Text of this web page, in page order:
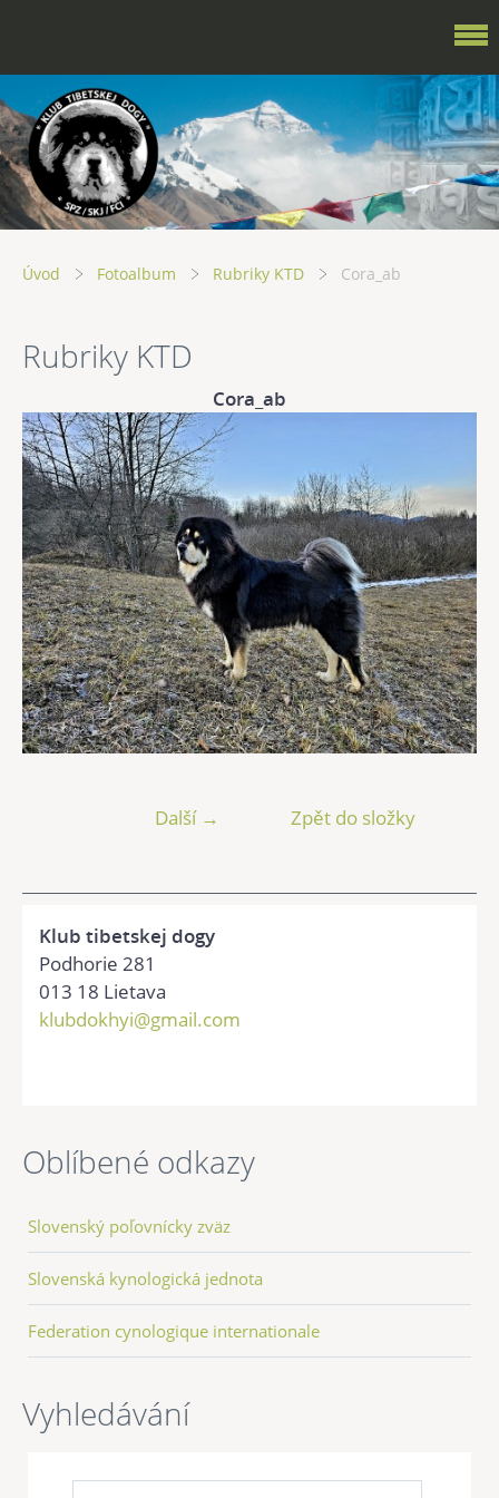
Úvod Fotoalbum Rubriky KTD Cora_ab
Rubriky KTD
Cora_ab
Další → Zpět do složky
Klub tibetskej dogy
Podhorie 281
013 18 Lietava
klubdokhyi@gmail.com
Oblíbené odkazy
Slovenský poľovnícky zväz
Slovenská kynologická jednota
Federation cynologique internationale
Vyhledávání